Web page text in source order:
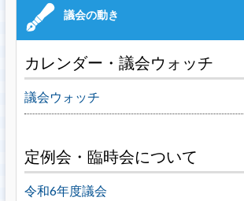
カレンダー・議会ウォッチ
議会ウォッチ
定例会・臨時会について
令和6年度議会